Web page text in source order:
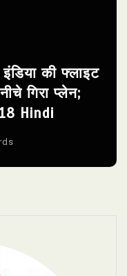
की फ्लाइट
गिरा प्लेन;
Hindi